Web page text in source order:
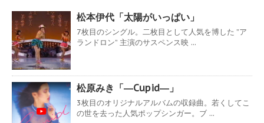
松本伊代「太陽がいっぱい」
7枚目のシングル。二枚目として人気を博した ”ア
ランドロン” 主演のサスペンス映 ...
松原みき「―Cupid―」
3枚目のオリジナルアルバムの収録曲。若くしてこ
の世を去った人気ポップシンガー。ブ ...